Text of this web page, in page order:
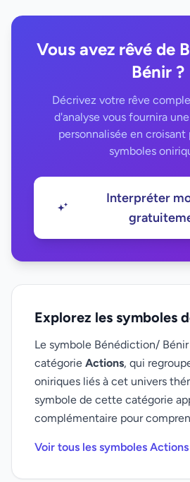
Vous avez rêvé de
Bénir ?
Décrivez votre rêve
d'analyse vous fournira
personnalisée en
symboles
Interpréter
Explorez les symboles
Le symbole Bénédiction/
catégorie Actions, qui
oniriques liés à cet univers
symbole de cette catégorie
complémentaire pour
Voir tous les symboles Actions